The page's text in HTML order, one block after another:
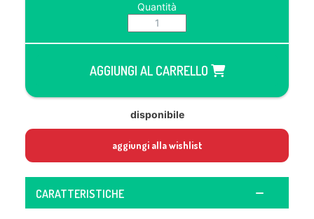
Quantità
AGGIUNGI AL CARRELLO
disponibile
aggiungi alla wishlist
CARATTERISTICHE